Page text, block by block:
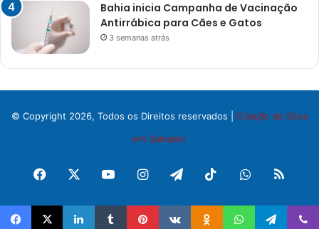
Bahia inicia Campanha de Vacinação
Antirrábica para Cães e Gatos
3 semanas atrás
© Copyright 2026, Todos os Direitos reservados | Criação de Sites
em Salvador
Facebook YouTubeInstagram
TelegramTikTokWhatsApp
RSS